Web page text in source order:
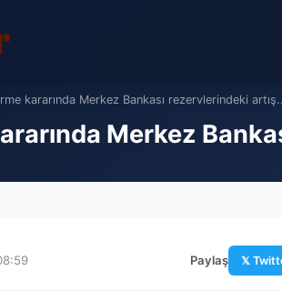
kararında Merkez Bankası rezervlerindeki
Merkez
Paylaş 𝕏